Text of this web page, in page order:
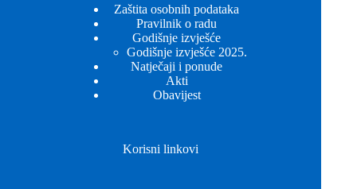
Zaštita osobnih podataka
Pravilnik o radu
Godišnje izvješće
Godišnje izvješće 2025.
Natječaji i ponude
Akti
Obavijest
Korisni linkovi